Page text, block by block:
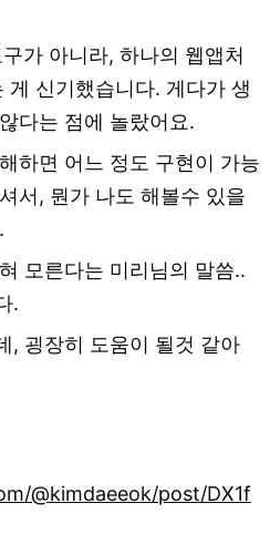
가 아니라, 하나의 웹앱처
게 신기했습니다. 게다가 생
다는 점에 놀랐어요.
하면 어느 정도 구현이 가능
서, 뭔가 나도 해볼수 있을
모른다는 미리님의 말씀..
.
, 굉장히 도움이 될것 같아
@kimdaeeok/post/DX1f